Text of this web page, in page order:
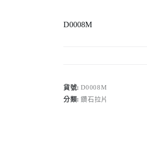
D0008M
貨號:D0008M
分類:鑽石拉片